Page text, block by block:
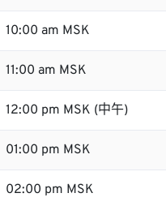
10:00 am MSK
11:00 am MSK
12:00 pm MSK (中午)
01:00 pm MSK
02:00 pm MSK